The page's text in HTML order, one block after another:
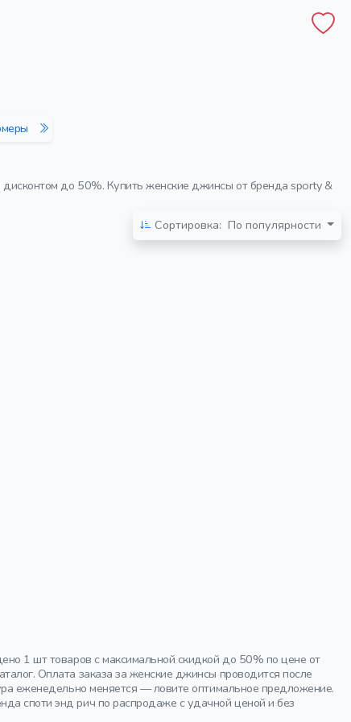
до 50%. Купить женские джинсы от бренда sporty &
Сортировка: По популярности
1 шт товаров с максимальной скидкой до 50% по цене от
Оплата заказа за женские джинсы проводится после
еженедельно меняется — ловите оптимальное предложение.
споти энд рич по распродаже с удачной ценой и без